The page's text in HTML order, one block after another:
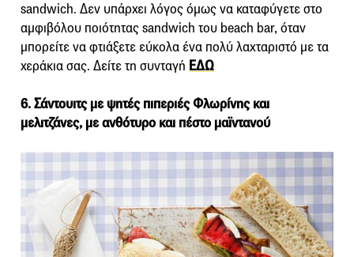
sandwich. Δεν υπάρχει λόγος όμως να καταφύγετε στο
αμφιβόλου ποιότητας sandwich του beach bar, όταν
μπορείτε να φτιάξετε εύκολα ένα πολύ λαχταριστό με τα
χεράκια σας. Δείτε τη συνταγή ΕΔΩ
6. Σάντουιτς µε ψητές πιπεριές Φλωρίνης και
µελιτζάνες, µε ανθότυρο και πέστο µαϊντανού